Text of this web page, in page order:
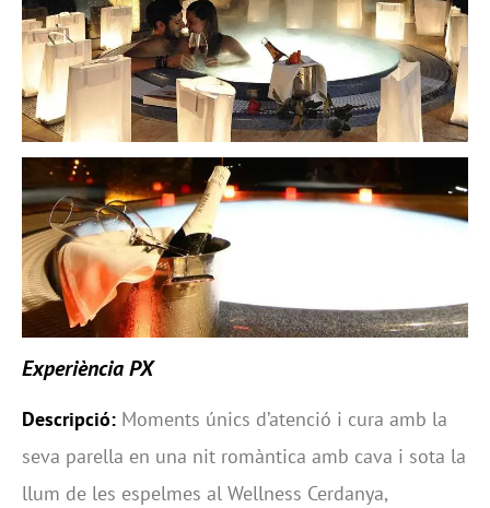
Experiència PX
Descripció: Moments únics d’atenció i cura amb la
seva parella en una nit romàntica amb cava i sota la
llum de les espelmes al Wellness Cerdanya,